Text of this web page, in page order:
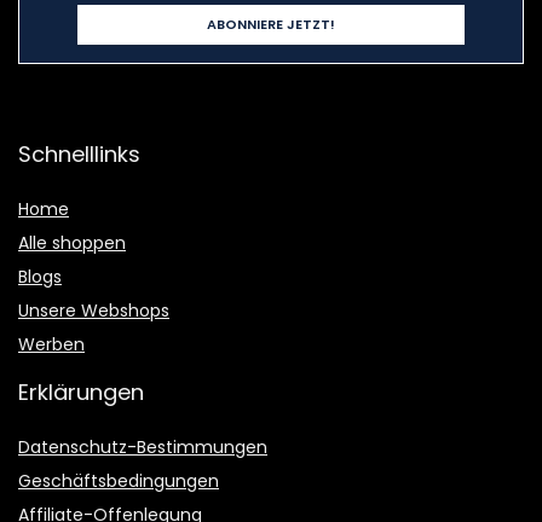
Schnelllinks
Home
Alle shoppen
Blogs
Unsere Webshops
Werben
Erklärungen
Datenschutz-Bestimmungen
Geschäftsbedingungen
Affiliate-Offenlegung